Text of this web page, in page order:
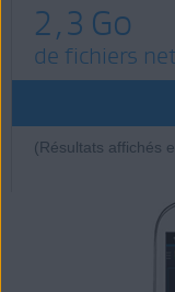
2,3 Go
de fichiers
(Résultats affichés